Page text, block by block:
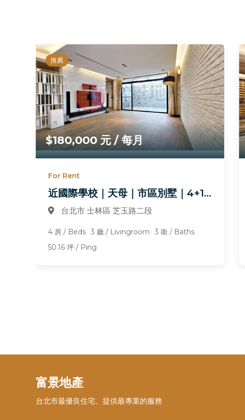
推薦
$180,000 元 / 每月
For Rent
近國際學校｜天母｜市區別墅｜4+1｜平面車位｜空屋
台北市 士林區 芝玉路二段
4 房 / Beds 3 廳 / Livingroom
3 衛 / Baths
50.16 坪 / Ping
富景地產
台北市最優良住宅、提供最專業的服務